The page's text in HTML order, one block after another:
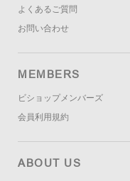
よくあるご質問
お問い合わせ
MEMBERS
ビショップメンバーズ
会員利用規約
ABOUT US